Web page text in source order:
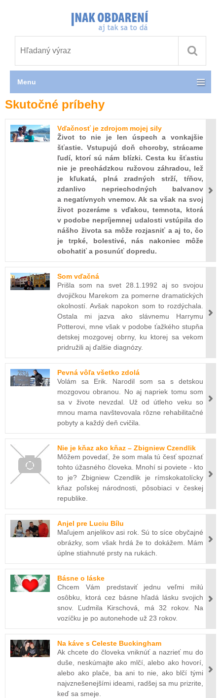
Skutočné príbehy
Vďačnosť je zdrojom mojej sily
Život to nie je len úspech a vonkajšie
šťastie. Vstupujú doň choroby, strácame
ľudí, ktorí sú nám blízki. Cesta ku šťastiu
nie je prechádzkou ružovou záhradou, lež
je kľukatá, plná zradných strží, tŕňov,
zdanlivo nepriechodných balvanov
a negatívnych vnemov. Ak sa však na svoj
život pozeráme s vďakou, temnota, ktorá
v podobe nepríjemnej udalosti vstúpila do
nášho života sa môže rozjasniť a aj to, čo
je trpké, bolestivé, nás nakoniec môže
obohatiť a posunúť dopredu.
Som vďačná
Prišla som na svet 28.1.1992 aj so svojou
dvojičkou Marekom za pomerne dramatických
okolností. Avšak napokon som to rozdýchala.
Ostala mi jazva ako slávnemu Harrymu
Potterovi, mne však v podobe ťažkého stupňa
detskej mozgovej obrny, ku ktorej sa vekom
pridružili aj ďalšie diagnózy.
Pevná vôľa všetko zdolá
Volám sa Erik. Narodil som sa s detskou
mozgovou obranou. No aj napriek tomu som
sa v živote nevzdal. Už od útleho veku so
mnou mama navštevovala rôzne rehabilitačné
pobyty a každý deň cvičila.
Nie je kňaz ako kňaz – Zbigniew Czendlik
Môžem povedať, že som mala tú česť spoznať
tohto úžasného človeka. Mnohí si poviete - kto
to je? Zbigniew Czendlik je rímskokatolícky
kňaz poľskej národnosti, pôsobiaci v českej
republike.
Anjel pre Luciu Bílu
Maľujem anjelikov asi rok. Sú to síce obyčajné
obrázky, som však hrdá že to dokážem. Mám
úplne stiahnuté prsty na rukách.
Básne o láske
Chcem Vám predstaviť jednu veľmi milú
osôbku, ktorá cez básne hľadá lásku svojich
snov. Ľudmila Kirschová, má 32 rokov. Na
vozíčku je po autonehode už 23 rokov.
Na káve s Celeste Buckingham
Ak chcete do človeka vniknúť a nazrieť mu do
duše, neskúmajte ako mlčí, alebo ako hovorí,
alebo ako plače, ba ani to nie, ako blčí tými
najvznešenejšími ideami, radšej sa mu prizrite,
keď sa smeje.
Menu